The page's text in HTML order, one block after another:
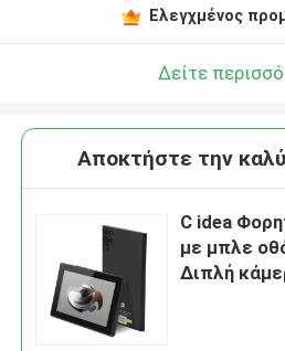
Ελεγχμένος
Δείτε
Αποκτήστε την
C idea
με μπλε
Διπλή